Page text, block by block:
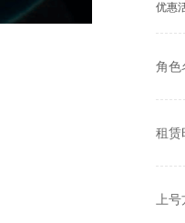
优惠
角色
租赁
上